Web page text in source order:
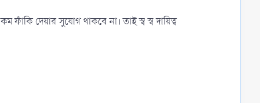
ফাঁকি দেয়ার সুযোগ থাকবে না। তাই স্ব স্ব দায়িত্ব